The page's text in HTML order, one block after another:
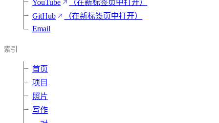
YouTube
（在新标签页中打开）
GitHub
（在新标签页中打开）
Email
索引
首页
项目
照片
写作